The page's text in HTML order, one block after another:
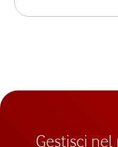
Gestisci